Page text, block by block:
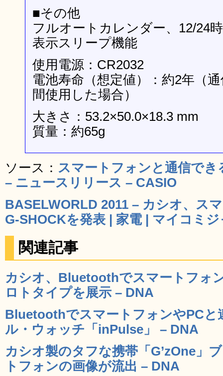
■その他
フルオートカレンダー、12/24
表示スリープ機能
使用電源：CR2032
電池寿命（想定値）：約2年（
間使用した場合）
大きさ：53.2×50.0×18.3 mm
質量：約65g
ソース： スマートフォンと通信でき
– ニュースリリース – CASIO
BASELWORLD 2011 – カシオ、ス
G-SHOCKを発表 | 家電 | マイコミ
関連記事
カシオ、Bluetoothでスマートフォ
ロトタイプを展示 – DNA
BluetoothでスマートフォンやPCと
ル・ウォッチ「inPulse」 – DNA
カシオ製のタフな携帯「G’zOne」
トフォンの画像が流出 – DNA